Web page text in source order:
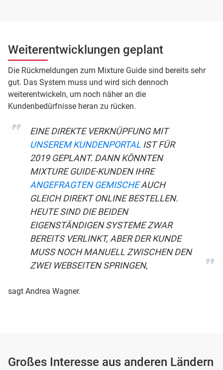
Weiterentwicklungen geplant
Die Rückmeldungen zum Mixture Guide sind bereits sehr
gut. Das System muss und wird sich dennoch
weiterentwickeln, um noch näher an die
Kundenbedürfnisse heran zu rücken.
EINE DIREKTE VERKNÜPFUNG MIT
UNSEREM KUNDENPORTALIST FÜR
2019 GEPLANT. DANN KÖNNTEN
MIXTURE GUIDE-KUNDEN IHRE
ANGEFRAGTEN GEMISCHEAUCH
GLEICH DIREKT ONLINE BESTELLEN.
HEUTE SIND DIE BEIDEN
EIGENSTÄNDIGEN SYSTEME ZWAR
BEREITS VERLINKT, ABER DER KUNDE
MUSS NOCH MANUELL ZWISCHEN DEN
ZWEI WEBSEITEN SPRINGEN,
sagt Andrea Wagner.
Großes Interesse aus anderen Ländern